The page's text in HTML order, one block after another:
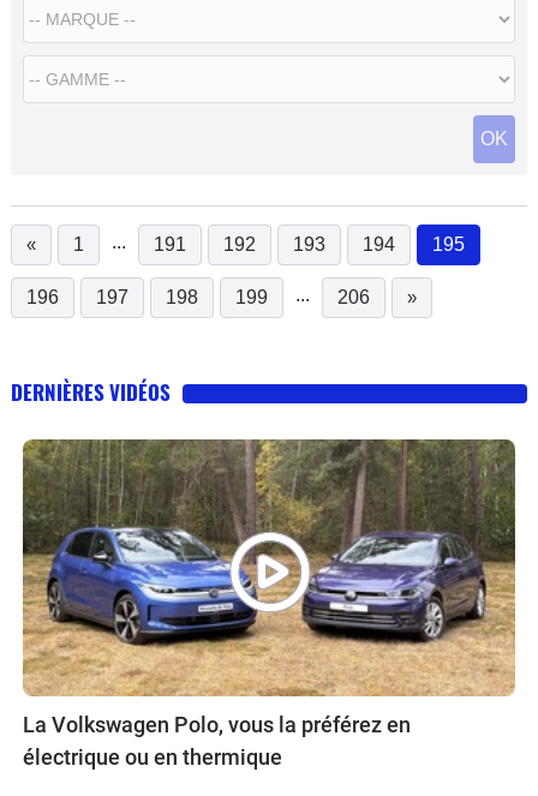
OK
« 1 ... 191 192 193 194 195
196
197 198 199 ... 206 »
DERNIÈRES VIDÉOS
La Volkswagen Polo, vous la préférez en
électrique ou en thermique